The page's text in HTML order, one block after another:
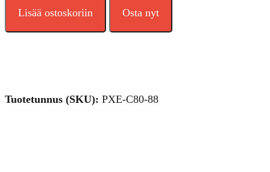
Lisää ostoskoriin Osta nyt
Tuotetunnus (SKU): PXE-C80-88